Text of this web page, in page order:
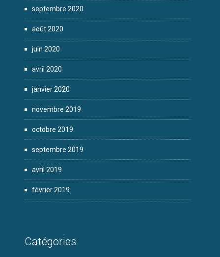
septembre 2020
août 2020
juin 2020
avril 2020
janvier 2020
novembre 2019
octobre 2019
septembre 2019
avril 2019
février 2019
Catégories